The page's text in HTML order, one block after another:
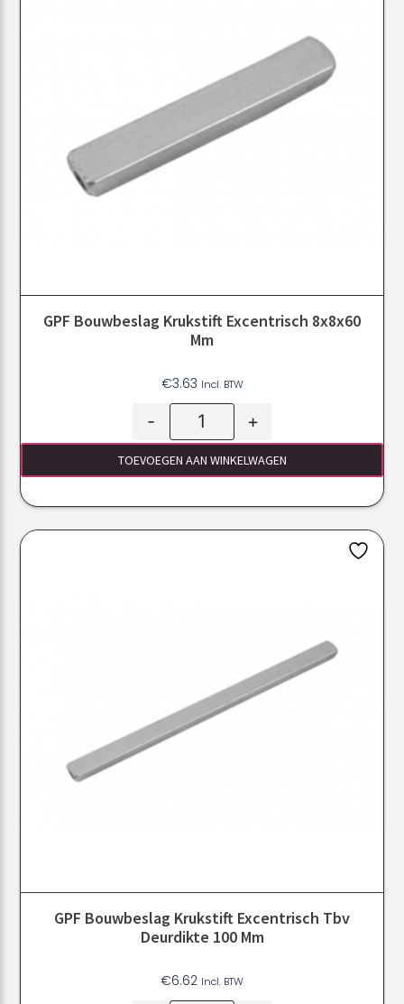
GPF Bouwbeslag Krukstift Excentrisch 8x8x60
Mm
€3.63 Incl. BTW
- +
TOEVOEGEN AAN WINKELWAGEN
GPF Bouwbeslag Krukstift Excentrisch Tbv
Deurdikte 100 Mm
€6.62 Incl. BTW